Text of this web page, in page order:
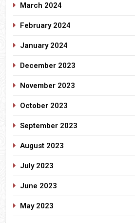
March 2024
February 2024
January 2024
December 2023
November 2023
October 2023
September 2023
August 2023
July 2023
June 2023
May 2023